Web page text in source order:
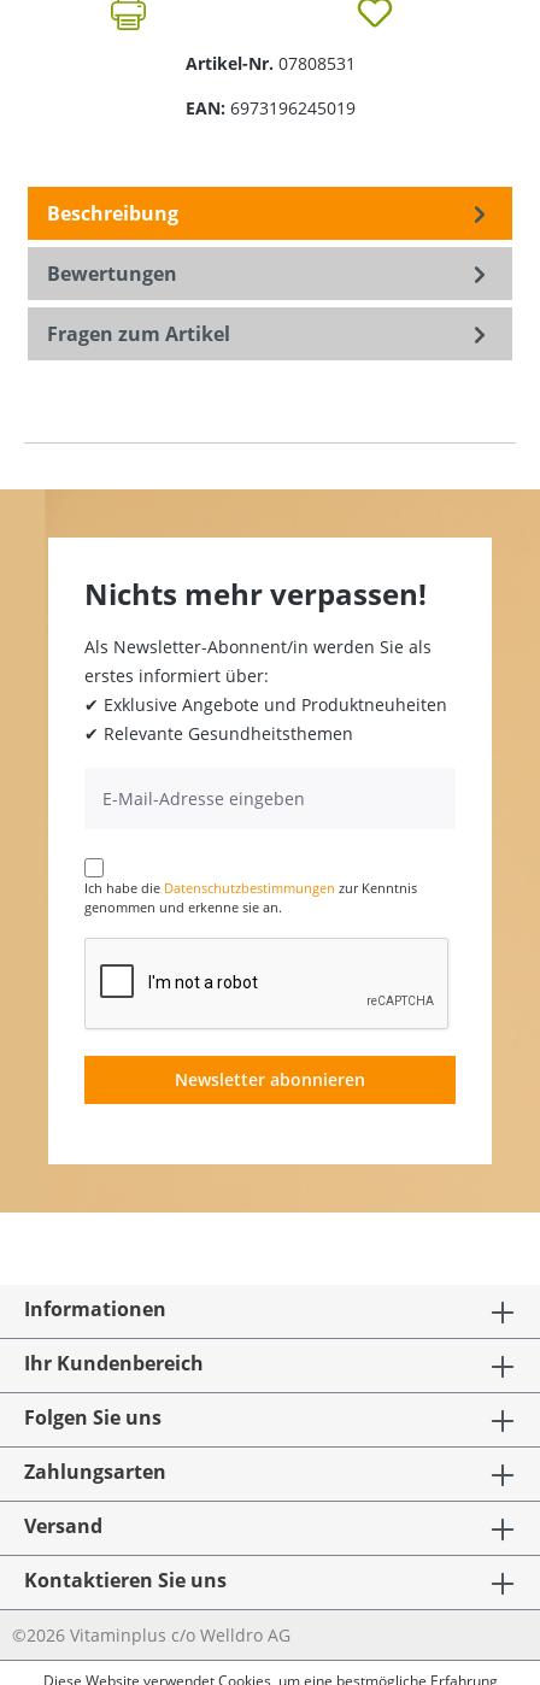
Artikel-Nr. 07808531
EAN: 6973196245019
Beschreibung
Bewertungen
Fragen zum Artikel
Nichts mehr verpassen!
Als Newsletter-Abonnent/in werden Sie als
erstes informiert über:
✔ Exklusive Angebote und Produktneuheiten
✔ Relevante Gesundheitsthemen
Ich habe die Datenschutzbestimmungen zur Kenntnis
genommen und erkenne sie an.
Newsletter abonnieren
Informationen
Ihr Kundenbereich
Folgen Sie uns
Zahlungsarten
Versand
Kontaktieren Sie uns
©2026 Vitaminplus c/o Welldro AG
Diese Website verwendet Cookies, um eine bestmögliche Erfahrung